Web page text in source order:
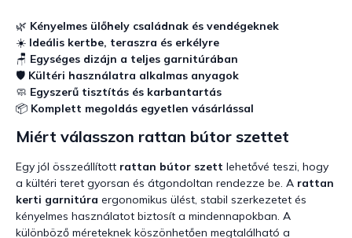
á
n
y
í
t
á
e
e
m
e
i
🌿 Kényelmes ülőhely családnak és vendégeknek
☀️ Ideális kertbe, teraszra és erkélyre
🪑 Egységes dizájn a teljes garnitúrában
🛡️ Kültéri használatra alkalmas anyagok
🧼 Egyszerű tisztítás és karbantartás
📦 Komplett megoldás egyetlen vásárlással
Miért válasszon rattan bútor szettet
Egy jól összeállított rattan bútor szett lehetővé teszi, hogy
a kültéri teret gyorsan és átgondoltan rendezze be. A rattan
kerti garnitúra ergonomikus ülést, stabil szerkezetet és
kényelmes használatot biztosít a mindennapokban. A
különböző méreteknek köszönhetően megtalálható a